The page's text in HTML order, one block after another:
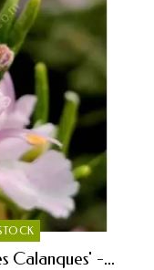
Calanques' -...